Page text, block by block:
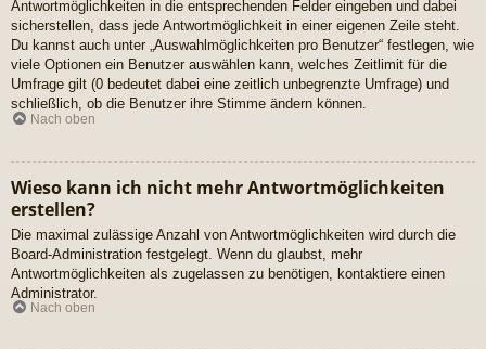
Antwortmöglichkeiten in die entsprechenden Felder eingeben und dabei
sicherstellen, dass jede Antwortmöglichkeit in einer eigenen Zeile steht.
Du kannst auch unter „Auswahlmöglichkeiten pro Benutzer“ festlegen, wie
viele Optionen ein Benutzer auswählen kann, welches Zeitlimit für die
Umfrage gilt (0 bedeutet dabei eine zeitlich unbegrenzte Umfrage) und
schließlich, ob die Benutzer ihre Stimme ändern können.
Nach oben
Wieso kann ich nicht mehr Antwortmöglichkeiten
erstellen?
Die maximal zulässige Anzahl von Antwortmöglichkeiten wird durch die
Board-Administration festgelegt. Wenn du glaubst, mehr
Antwortmöglichkeiten als zugelassen zu benötigen, kontaktiere einen
Administrator.
Nach oben